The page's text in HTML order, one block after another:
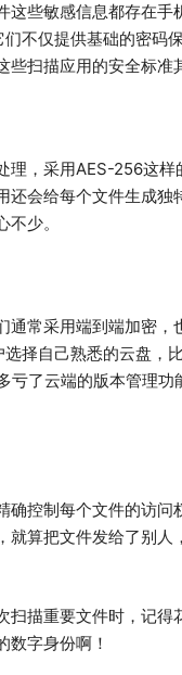
些敏感信息都存在手
不仅提供基础的密码
扫描应用的安全标准
理，采用AES-256这样
还会给每个文件生成独
少。
常采用端到端加密，
择自己熟悉的云盘，
亏了云端的版本管理功
确控制每个文件的访
就算把文件发给了别人
扫描重要文件时，记得
字身份啊！